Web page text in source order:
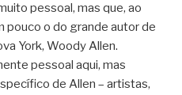
pessoal, mas que, ao
pouco o do grande autor de
York, Woody Allen.
pessoal aqui, mas
de Allen – artistas,